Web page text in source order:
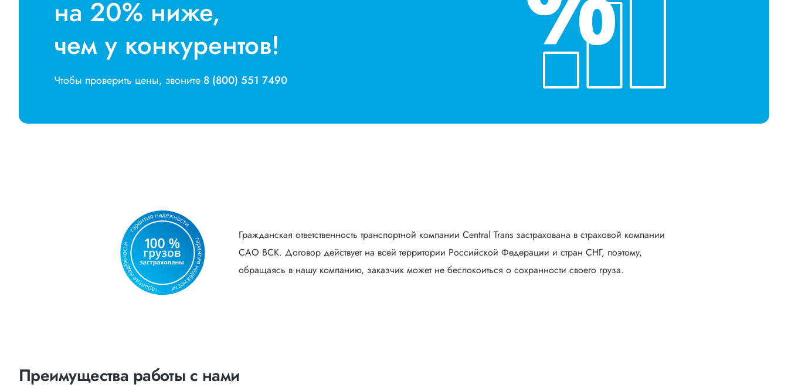
на 20% ниже,
чем у конкурентов!
Чтобы проверить цены, звоните 8 (800) 551 7490
Гражданская ответственность транспортной компании Central Trans застрахована в страховой компании
САО ВСК. Договор действует на всей территории Российской Федерации и стран СНГ, поэтому,
обращаясь в нашу компанию, заказчик может не беспокоиться о сохранности своего груза.
Преимущества работы с нами